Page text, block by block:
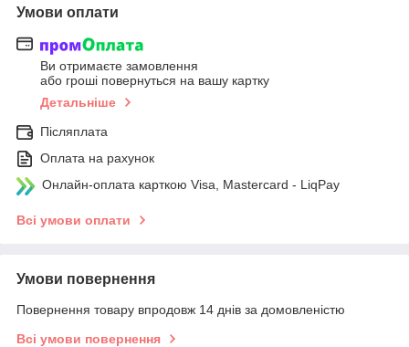
Умови оплати
Ви отримаєте замовлення
або гроші повернуться на вашу картку
Детальніше
Післяплата
Оплата на рахунок
Онлайн-оплата карткою Visa, Mastercard - LiqPay
Всі умови оплати
Умови повернення
Повернення товару впродовж 14 днів за домовленістю
Всі умови повернення